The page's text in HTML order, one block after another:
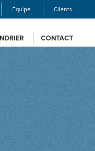
Équipe Clients
CONTACT